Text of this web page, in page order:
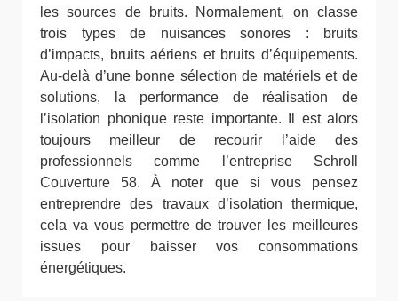
les sources de bruits. Normalement, on classe
trois types de nuisances sonores : bruits
d’impacts, bruits aériens et bruits d’équipements.
Au-delà d’une bonne sélection de matériels et de
solutions, la performance de réalisation de
l’isolation phonique reste importante. Il est alors
toujours meilleur de recourir l’aide des
professionnels comme l’entreprise Schroll
Couverture 58. À noter que si vous pensez
entreprendre des travaux d’isolation thermique,
cela va vous permettre de trouver les meilleures
issues pour baisser vos consommations
énergétiques.